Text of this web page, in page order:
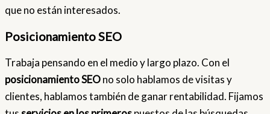
que no están interesados.
Posicionamiento SEO
Trabaja pensando en el medio y largo plazo. Con el
posicionamiento SEOno solo hablamos de visitas y
clientes, hablamos también de ganar rentabilidad. Fijamos